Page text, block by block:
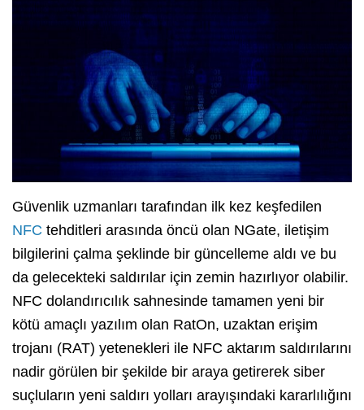
Güvenlik uzmanları tarafından ilk kez keşfedilen
NFC tehditleri arasında öncü olan NGate, iletişim
bilgilerini çalma şeklinde bir güncelleme aldı ve bu
da gelecekteki saldırılar için zemin hazırlıyor olabilir.
NFC dolandırıcılık sahnesinde tamamen yeni bir
kötü amaçlı yazılım olan RatOn, uzaktan erişim
trojanı (RAT) yetenekleri ile NFC aktarım saldırılarını
nadir görülen bir şekilde bir araya getirerek siber
suçluların yeni saldırı yolları arayışındaki kararlılığını